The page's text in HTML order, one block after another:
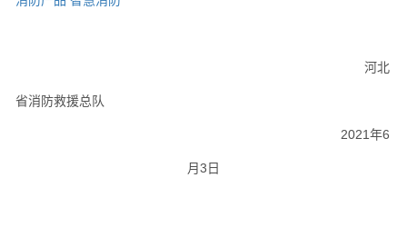
河北
省消防救援总队
2021年6
月3日